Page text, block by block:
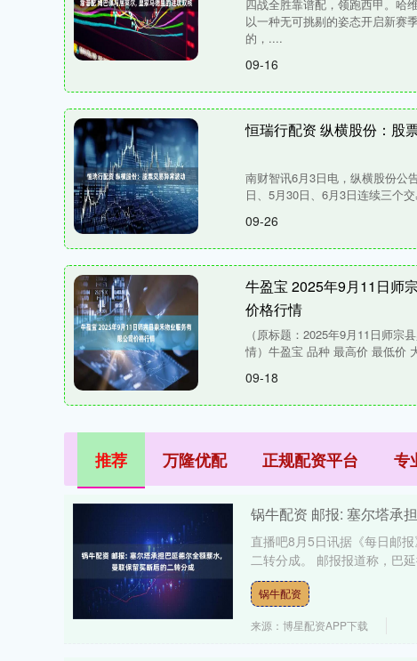
四战全胜靠谱配，领跑西甲。哈
以一种无可挑剔的姿态开启新赛
的，....
09-16
恒瑞行配资 纵横股份：股
南财智讯6月3日电，纵横股份公
日、5月30日、6月3日连续三个
09-26
牛盈宝 2025年9月11日师
价格行情
（原标题：2025年9月11日师宗
情）牛盈宝 品种 最高价 最低价
09-18
推荐 万隆优配 正规配资平台 专
锅牛配资 邮报: 塞尔塔承
直播吧8月5日讯据《每日邮
二转分成。 邮报报道称，巴
锅牛配资
来源：博星配资APP下载